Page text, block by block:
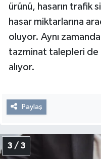
ürünü, hasarın trafik
hasar miktarlarına
oluyor. Aynı
tazminat talepleri de
alıyor.
Paylaş
3 / 3